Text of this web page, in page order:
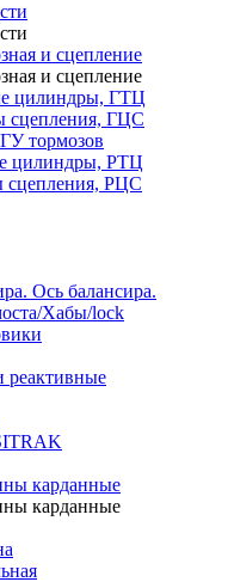
и сцепление
и сцепление
цилиндры, ГТЦ
сцепления, ГЦС
тормозов
цилиндры, РТЦ
сцепления, РЦС
Ось балансира.
Хабы/lock
реактивные
карданные
карданные